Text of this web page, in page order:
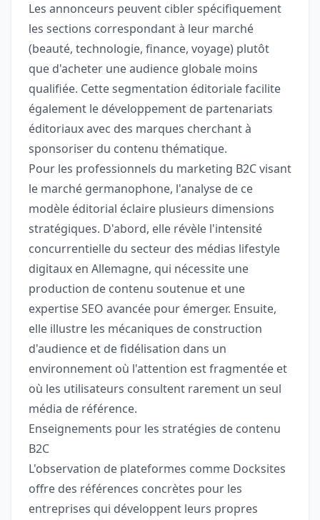
Les annonceurs peuvent cibler spécifiquement
les sections correspondant à leur marché
(beauté, technologie, finance, voyage) plutôt
que d'acheter une audience globale moins
qualifiée. Cette segmentation éditoriale facilite
également le développement de partenariats
éditoriaux avec des marques cherchant à
sponsoriser du contenu thématique.
Pour les professionnels du marketing B2C visant
le marché germanophone, l'analyse de ce
modèle éditorial éclaire plusieurs dimensions
stratégiques. D'abord, elle révèle l'intensité
concurrentielle du secteur des médias lifestyle
digitaux en Allemagne, qui nécessite une
production de contenu soutenue et une
expertise SEO avancée pour émerger. Ensuite,
elle illustre les mécaniques de construction
d'audience et de fidélisation dans un
environnement où l'attention est fragmentée et
où les utilisateurs consultent rarement un seul
média de référence.
Enseignements pour les stratégies de contenu
B2C
L'observation de plateformes comme Docksites
offre des références concrètes pour les
entreprises qui développent leurs propres